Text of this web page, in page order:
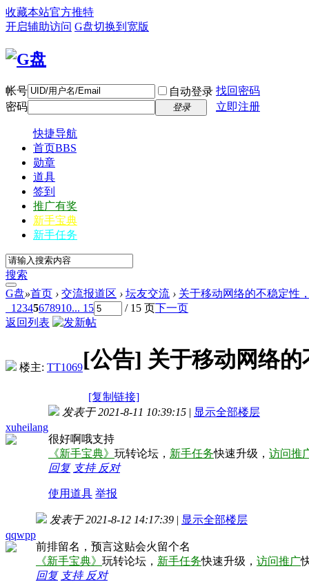
收藏本站官方推特
开启辅助访问 G盘切换到宽版
帐号 自动登录 找回密码
密码
登录 立即注册
快捷导航
首页BBS
勋章
道具
签到
推广有奖
新手宝典
新手任务
搜索
G盘»首页 › 交流报道区 › 坛友交流 › 关于移动网络的不稳定性
1 2345678910... 15 / 15 页下一页
返回列表
楼主: TT1069[公告] 关于移动网络
[复制链接]
xuheilang
发表于 2021-8-11 10:39:15 | 显示全部楼层
很好啊哦支持
《新手宝典》 玩转论坛， 新手任务快速升级， 访问推
回复 支持 反对
使用道具 举报
qqwpp
发表于 2021-8-12 14:17:39 | 显示全部楼层
前排留名，预言这贴会火留个名
《新手宝典》 玩转论坛， 新手任务快速升级， 访问推广
回复 支持 反对